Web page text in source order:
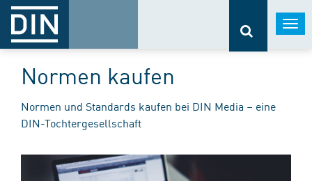
Normen kaufen
Normen und Standards kaufen bei DIN Media – eine
DIN-Tochtergesellschaft